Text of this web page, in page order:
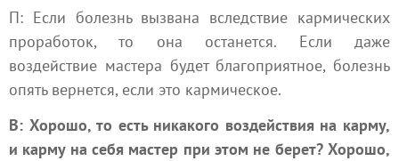
П: Если болезнь вызвана вследствие кармических
проработок, то она останется. Если даже
воздействие мастера будет благоприятное, болезнь
опять вернется, если это кармическое.
В: Хорошо, то есть никакого воздействия на карму,
и карму на себя мастер при этом не берет? Хорошо,